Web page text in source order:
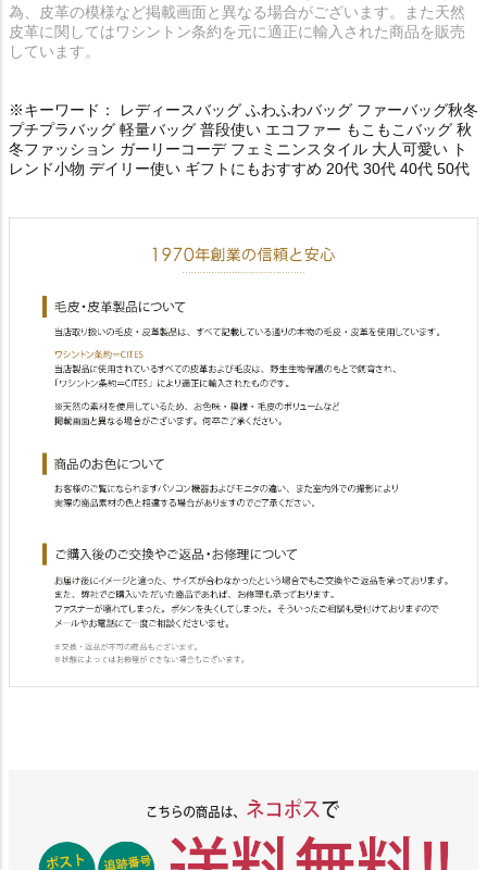
為、皮革の模様など掲載画面と異なる場合がございます。また天然
皮革に関してはワシントン条約を元に適正に輸入された商品を販売
しています。
※キーワード： レディースバッグ ふわふわバッグ ファーバッグ秋冬
プチプラバッグ 軽量バッグ 普段使い エコファー もこもこバッグ 秋
冬ファッション ガーリーコーデ フェミニンスタイル 大人可愛い ト
レンド小物 デイリー使い ギフトにもおすすめ 20代 30代 40代 50代